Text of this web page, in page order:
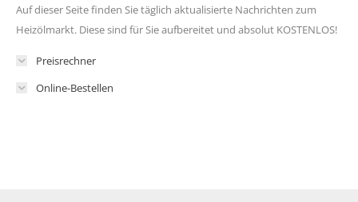
Auf dieser Seite finden Sie täglich aktualisierte Nachrichten zum
Heizölmarkt. Diese sind für Sie aufbereitet und absolut KOSTENLOS!
Preisrechner
Online-Bestellen